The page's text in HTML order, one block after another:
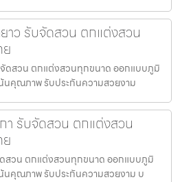
ว รับจัดสวน ตกแต่งสวน
ดสวน ตกแต่งสวนทุกขนาด ออกแบบภูมิ
นคุณภาพ รับประกันความสวยงาม
รับจัดสวน ตกแต่งสวน
สวน ตกแต่งสวนทุกขนาด ออกแบบภูมิ
นคุณภาพ รับประกันความสวยงาม บ